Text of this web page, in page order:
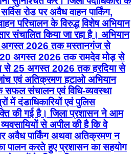
रोड पर अवैध वाहन पार्किंग,
परिचालन के विरुद्ध विशेष अभियान
संचालित किया जा रहा है। अभियान
2026 तक मस्तानगंज से
अगस्त 2026 तक रामदेव मोड़ से
से 25 अगस्त 2026 तक हरदिया से
एवं अतिक्रमण हटाओ अभियान
सफल संचालन एवं विधि-व्यवस्था
में दंडाधिकारियों एवं पुलिस
की गई है। जिला प्रशासन ने आम
से अपील की है कि वे
अवैध पार्किंग अथवा अतिक्रमण न
पालन करते हुए प्रशासन का सहयोग